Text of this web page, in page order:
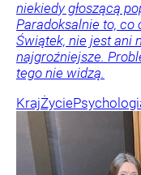
niekiedy głoszącą
Paradoksalnie to, co
Świątek, nie jest ani
najgroźniejsze.
tego nie widzą.
KrajŻycie